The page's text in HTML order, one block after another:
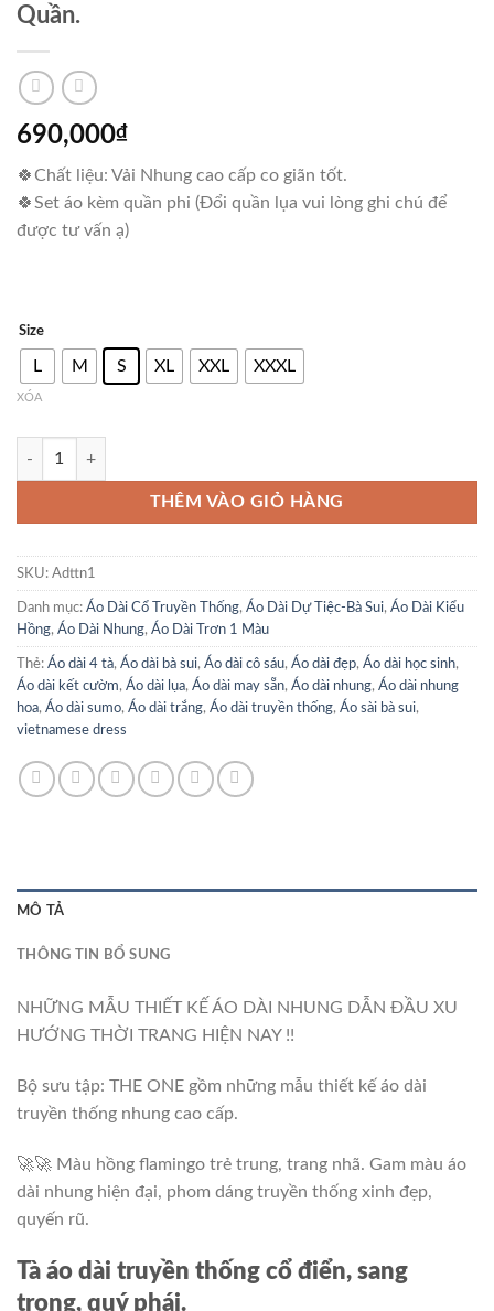
Quần.
690,000₫
🍀Chất liệu: Vải Nhung cao cấp co giãn tốt.
🍀Set áo kèm quần phi (Đổi quần lụa vui lòng ghi chú để
được tư vấn ạ)
Size
L M S XL XXL XXXL
XÓA
Áo Dài Nhung HỒNG FLAMINGO Kèm Quần. số lượng
THÊM VÀO GIỎ HÀNG
SKU: Adttn1
Danh mục: Áo Dài Cổ Truyền Thống, Áo Dài Dự Tiệc-Bà Sui, Áo Dài Kiểu
Hồng, Áo Dài Nhung, Áo Dài Trơn 1 Màu
Thẻ: Áo dài 4 tà, Áo dài bà sui, Áo dài cô sáu, Áo dài đẹp, Áo dài học sinh,
Áo dài kết cườm, Áo dài lụa, Áo dài may sẵn, Áo dài nhung, Áo dài nhung
hoa, Áo dài sumo, Áo dài trắng, Áo dài truyền thống, Áo sài bà sui,
vietnamese dress
MÔ TẢ
THÔNG TIN BỔ SUNG
NHỮNG MẪU THIẾT KẾ ÁO DÀI NHUNG DẪN ĐẦU XU
HƯỚNG THỜI TRANG HIỆN NAY !!
Bộ sưu tập: THE ONE gồm những mẫu thiết kế áo dài
truyền thống nhung cao cấp.
🚀🚀 Màu hồng flamingo trẻ trung, trang nhã. Gam màu áo
dài nhung hiện đại, phom dáng truyền thống xinh đẹp,
quyến rũ.
Tà áo dài truyền thống cổ điển, sang
trọng, quý phái.